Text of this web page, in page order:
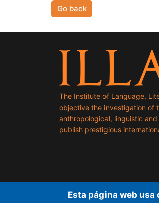
Go back
The Institute of Language,
objective the investigation of
anthropological, linguistic
publish prestigious
Esta página web usa